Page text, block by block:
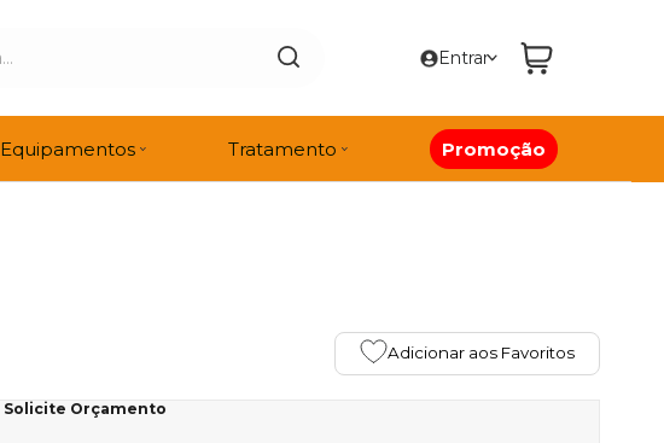
Entrar
Equipamentos Tratamento Promoção
Adicionar aos Favoritos
Solicite Orçamento